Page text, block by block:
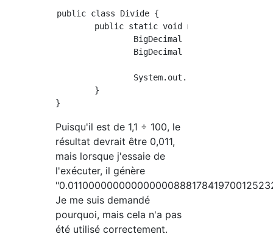
public class Divide {
Puisqu'il est de 1,1 ÷ 100, le
résultat devrait être 0,011,
mais lorsque j'essaie de
l'exécuter, il génère
Je me suis demandé
pourquoi, mais cela n'a pas
été utilisé correctement.